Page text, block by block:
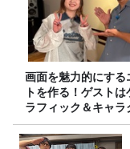
画面を魅力的にする
トを作る！ゲスト
ラフィック＆キャラ
攻の遠藤里桜さん！